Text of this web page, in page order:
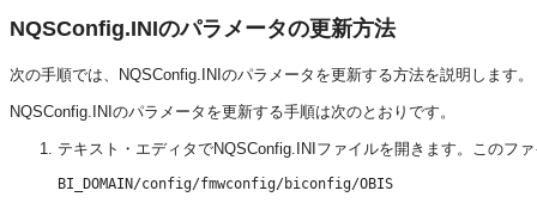
NQSConfig.INIのパラメータの更新方法
次の手順では、NQSConfig.INIのパラメータを更新する方法を説明します。
NQSConfig.INIのパラメータを更新する手順は次のとおりです。
テキスト・エディタでNQSConfig.INIファイルを開きます。このフ
BI_DOMAIN/config/fmwconfig/biconfig/OBIS